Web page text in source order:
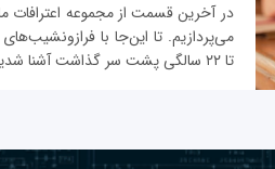
در آخرین قسمت از مجموعه اعترافات
می‌پردازیم. تا این‌جا با
تا ۲۲ سالگی پشت سر گذاشت آشنا شدیم و در دو قسمت قبل به نحوه...